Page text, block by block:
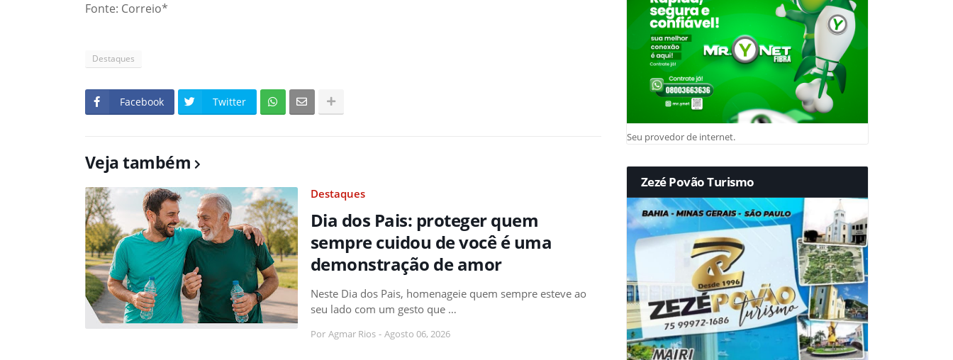
Fonte: Correio*
Destaques
Facebook Twitter
Veja também
Destaques
Dia dos Pais: proteger quem
sempre cuidou de você é uma
demonstração de amor
Neste Dia dos Pais, homenageie quem sempre esteve ao
seu lado com um gesto que …
Por Agmar Rios - Agosto 06, 2026
Seu provedor de internet.
Zezé Povão Turismo